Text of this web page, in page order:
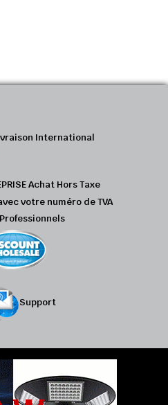
International
Achat Hors Taxe
votre numéro de TVA
Support